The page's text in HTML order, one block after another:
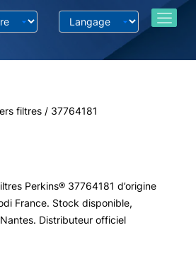
filtres / 37764181
Perkins® 37764181 d’origine
France. Stock disponible,
Distributeur officiel